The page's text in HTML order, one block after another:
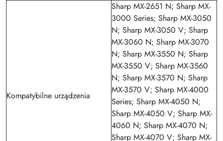
Kompatybilne urządzenia
Sharp MX-2651 N; Sharp MX-
3000 Series; Sharp MX-3050
N; Sharp MX-3050 V; Sharp
MX-3060 N; Sharp MX-3070
N; Sharp MX-3550 N; Sharp
MX-3550 V; Sharp MX-3560
N; Sharp MX-3570 N; Sharp
MX-3570 V; Sharp MX-4000
Series; Sharp MX-4050 N;
Sharp MX-4050 V; Sharp MX-
4060 N; Sharp MX-4070 N;
Sharp MX-4070 V; Sharp MX-